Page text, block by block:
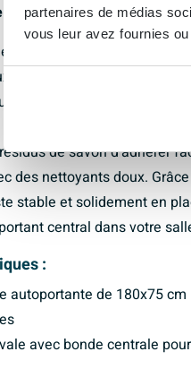
partenaires de médias
vous leur avez fournies
de haute qualité pour une
fabriquée en solid
et sa longue durée
et conserve plus
supplémentaire. De
de savon d’adhérer
des nettoyants doux.
stable et solidement en
central dans votre
:
autoportante de 180x75
avec bonde centrale